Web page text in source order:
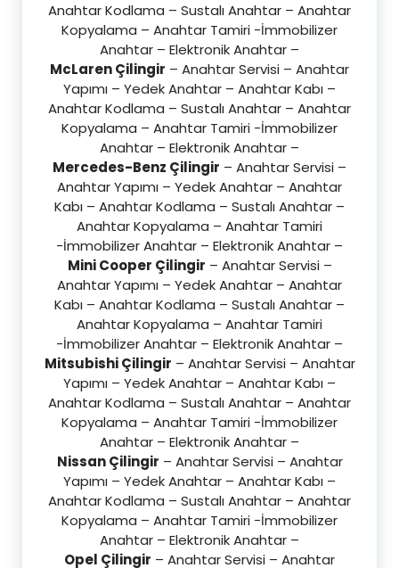
Anahtar Kodlama – Sustalı Anahtar – Anahtar
Kopyalama – Anahtar Tamiri -İmmobilizer
Anahtar – Elektronik Anahtar –
McLaren Çilingir – Anahtar Servisi – Anahtar
Yapımı – Yedek Anahtar – Anahtar Kabı –
Anahtar Kodlama – Sustalı Anahtar – Anahtar
Kopyalama – Anahtar Tamiri -İmmobilizer
Anahtar – Elektronik Anahtar –
Mercedes-Benz Çilingir – Anahtar Servisi –
Anahtar Yapımı – Yedek Anahtar – Anahtar
Kabı – Anahtar Kodlama – Sustalı Anahtar –
Anahtar Kopyalama – Anahtar Tamiri
-İmmobilizer Anahtar – Elektronik Anahtar –
Mini Cooper Çilingir – Anahtar Servisi –
Anahtar Yapımı – Yedek Anahtar – Anahtar
Kabı – Anahtar Kodlama – Sustalı Anahtar –
Anahtar Kopyalama – Anahtar Tamiri
-İmmobilizer Anahtar – Elektronik Anahtar –
Mitsubishi Çilingir – Anahtar Servisi – Anahtar
Yapımı – Yedek Anahtar – Anahtar Kabı –
Anahtar Kodlama – Sustalı Anahtar – Anahtar
Kopyalama – Anahtar Tamiri -İmmobilizer
Anahtar – Elektronik Anahtar –
Nissan Çilingir – Anahtar Servisi – Anahtar
Yapımı – Yedek Anahtar – Anahtar Kabı –
Anahtar Kodlama – Sustalı Anahtar – Anahtar
Kopyalama – Anahtar Tamiri -İmmobilizer
Anahtar – Elektronik Anahtar –
Opel Çilingir – Anahtar Servisi – Anahtar